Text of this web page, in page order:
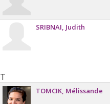
SRIBNAI Judith
T
TOMCIK Mélissande